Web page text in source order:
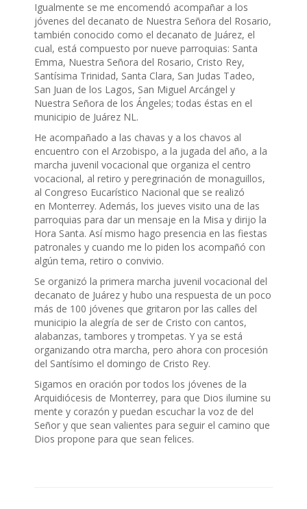
Igualmente se me encomendó acompañar a los
jóvenes del decanato de Nuestra Señora del Rosario,
también conocido como el decanato de Juárez, el
cual, está compuesto por nueve parroquias: Santa
Emma, Nuestra Señora del Rosario, Cristo Rey,
Santísima Trinidad, Santa Clara, San Judas Tadeo,
San Juan de los Lagos, San Miguel Arcángel y
Nuestra Señora de los Ángeles; todas éstas en el
municipio de Juárez NL.
He acompañado a las chavas y a los chavos al
encuentro con el Arzobispo, a la jugada del año, a la
marcha juvenil vocacional que organiza el centro
vocacional, al retiro y peregrinación de monaguillos,
al Congreso Eucarístico Nacional que se realizó
en Monterrey. Además, los jueves visito una de las
parroquias para dar un mensaje en la Misa y dirijo la
Hora Santa. Así mismo hago presencia en las fiestas
patronales y cuando me lo piden los acompañó con
algún tema, retiro o convivio.
Se organizó la primera marcha juvenil vocacional del
decanato de Juárez y hubo una respuesta de un poco
más de 100 jóvenes que gritaron por las calles del
municipio la alegría de ser de Cristo con cantos,
alabanzas, tambores y trompetas. Y ya se está
organizando otra marcha, pero ahora con procesión
del Santísimo el domingo de Cristo Rey.
Sigamos en oración por todos los jóvenes de la
Arquidiócesis de Monterrey, para que Dios ilumine su
mente y corazón y puedan escuchar la voz de del
Señor y que sean valientes para seguir el camino que
Dios propone para que sean felices.